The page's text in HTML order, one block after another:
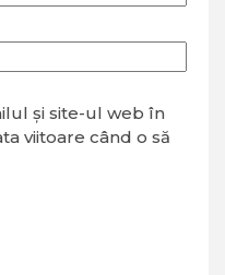
și site-ul web în
viitoare când o să